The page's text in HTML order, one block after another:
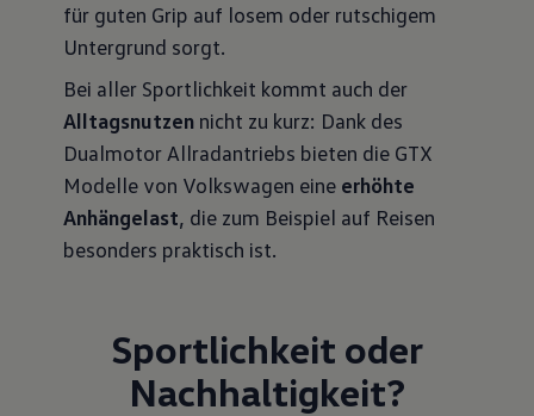
für guten Grip auf losem oder rutschigem
Untergrund sorgt.
Bei aller Sportlichkeit kommt auch der
Alltagsnutzennicht zu kurz: Dank des
Dualmotor Allradantriebs bieten die GTX
Modelle von Volkswagen eine erhöhte
Anhängelast, die zum Beispiel auf Reisen
besonders praktisch ist.
Sportlichkeit oder
Nachhaltigkeit?